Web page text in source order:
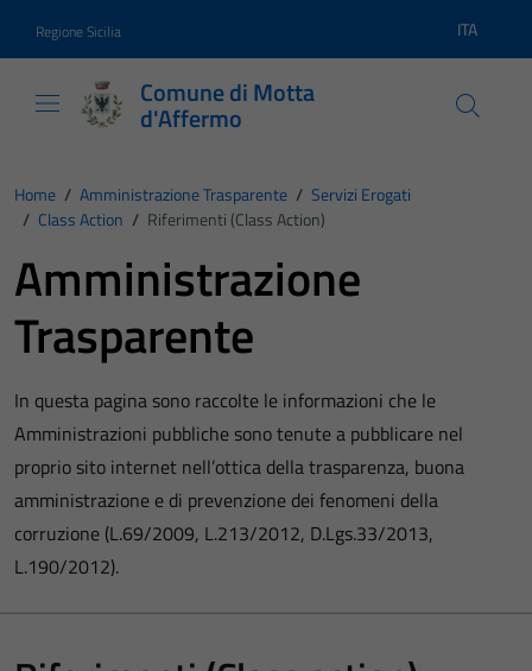
Regione Sicilia Lingua
ITA
Comune di Motta
d'Affermo
Home / Amministrazione Trasparente / Servizi Erogati
/ Class Action / Riferimenti (Class Action)
Amministrazione
Trasparente
In questa pagina sono raccolte le informazioni che le
Amministrazioni pubbliche sono tenute a pubblicare nel
proprio sito internet nell’ottica della trasparenza, buona
amministrazione e di prevenzione dei fenomeni della
corruzione (L.69/2009, L.213/2012, D.Lgs.33/2013,
L.190/2012).